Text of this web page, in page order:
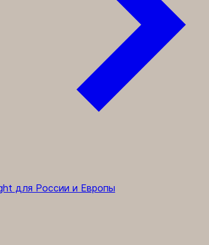
для России и Европы